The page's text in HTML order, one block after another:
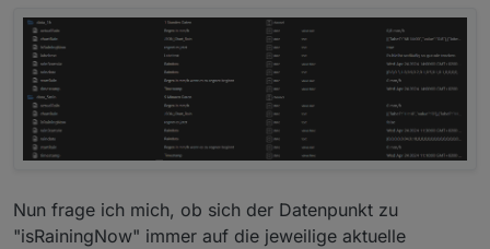
Nun frage ich mich, ob sich der Datenpunkt zu
"isRainingNow" immer auf die jeweilige aktuelle